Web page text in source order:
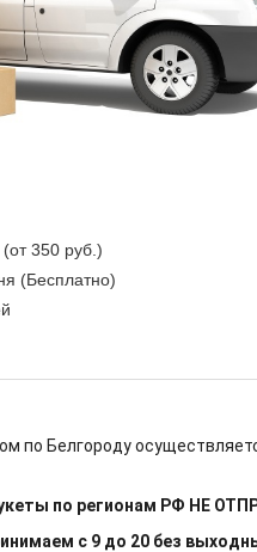
350 руб.)
(Бесплатно)
по Белгороду
по регионам РФ НЕ
с 9 до 20 без